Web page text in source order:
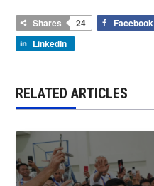
Shares 24 Facebook
LinkedIn
RELATED ARTICLES